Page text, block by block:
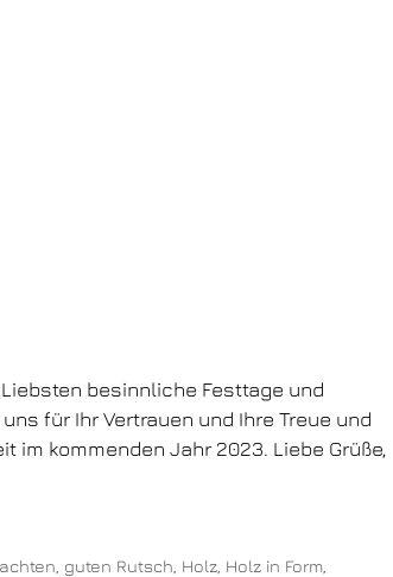
besinnliche Festtage und
für Ihr Vertrauen und Ihre Treue und
kommenden Jahr 2023. Liebe Grüße,
guten Rutsch Holz, Holz in Form,